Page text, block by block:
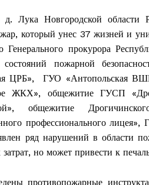
Лука Новгородской области
который унес 37 жизней и
Генерального прокурора
состояний пожарной
ЦРБ», ГУО
ЖКХ», общежитие ГУСП
общежитие
профессионального
ряд нарушений в области
но может привести к
противопожарные